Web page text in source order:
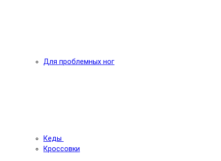
Для проблемных ног
Кеды
Кроссовки